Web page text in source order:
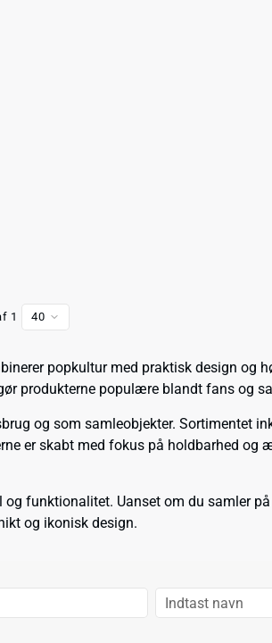
1 40
popkultur med praktisk design og
produkterne populære blandt fans og
og som samleobjekter. Sortimentet
er skabt med fokus på holdbarhed og
funktionalitet. Uanset om du samler
og ikonisk design.